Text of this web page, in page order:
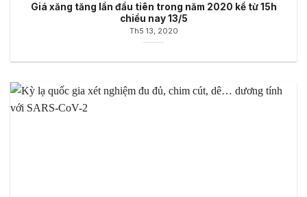
Giá xăng tăng lần đầu tiên trong năm 2020 kể từ 15h
chiều nay 13/5
Th5 13, 2020